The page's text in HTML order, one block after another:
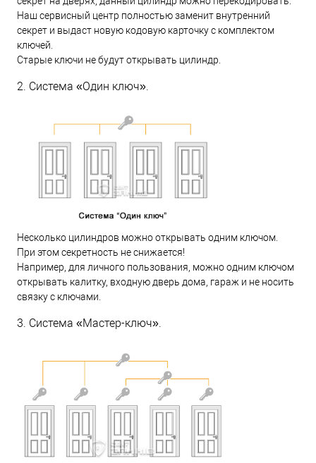
Наш сервисный центр полностью заменит внутренний
секрет и выдаст новую кодовую карточку с комплектом
ключей.
Старые ключи не будут открывать цилиндр.
2. Система «Один ключ».
Несколько цилиндров можно открывать одним ключом.
При этом секретность не снижается!
Например, для личного пользования, можно одним ключом
открывать калитку, входную дверь дома, гараж и не носить
связку с ключами.
3. Система «Мастер-ключ».